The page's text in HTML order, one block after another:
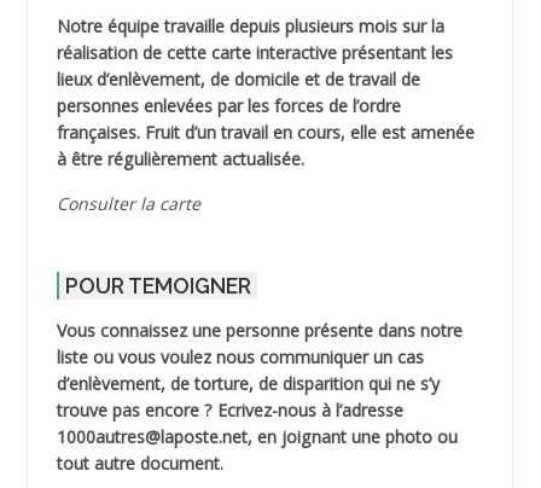
Notre équipe travaille depuis plusieurs mois sur la
réalisation de cette carte interactive présentant les
lieux d’enlèvement, de domicile et de travail de
personnes enlevées par les forces de l’ordre
françaises. Fruit d’un travail en cours, elle est amenée
à être régulièrement actualisée.
Consulter la carte
POUR TEMOIGNER
Vous connaissez une personne présente dans notre
liste ou vous voulez nous communiquer un cas
d’enlèvement, de torture, de disparition qui ne s’y
trouve pas encore ? Ecrivez-nous à l’adresse
1000autres@laposte.net, en joignant une photo ou
tout autre document.